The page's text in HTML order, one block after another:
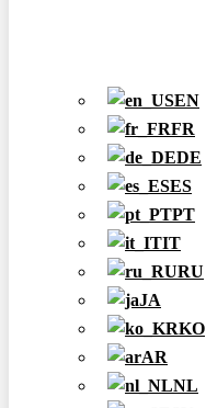
EN
FR
DE
ES
PT
IT
RU
JA
KO
AR
NL